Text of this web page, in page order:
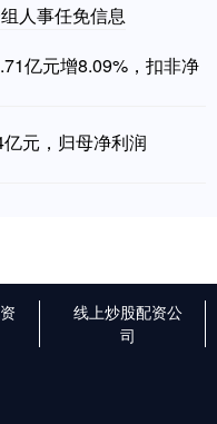
人事任免信息
亿元增8.09%，扣非净
元，归母净利润
线上炒股配资公
司